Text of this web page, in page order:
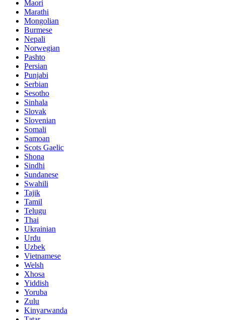
Maori
Marathi
Mongolian
Burmese
Nepali
Norwegian
Pashto
Persian
Punjabi
Serbian
Sesotho
Sinhala
Slovak
Slovenian
Somali
Samoan
Scots Gaelic
Shona
Sindhi
Sundanese
Swahili
Tajik
Tamil
Telugu
Thai
Ukrainian
Urdu
Uzbek
Vietnamese
Welsh
Xhosa
Yiddish
Yoruba
Zulu
Kinyarwanda